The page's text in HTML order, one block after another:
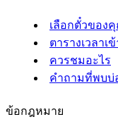
เลือกตั๋วของ
ตารางเวลาเ
ควรชมอะไร
คำถามที่พบบ่
ข้อกฎหมาย